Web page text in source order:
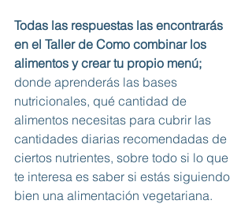
Todas las respuestas las encontrarás
en el Taller de Como combinar los
alimentos y crear tu propio menú;
donde aprenderás las bases
nutricionales, qué cantidad de
alimentos necesitas para cubrir las
cantidades diarias recomendadas de
ciertos nutrientes, sobre todo si lo que
te interesa es saber si estás siguiendo
bien una alimentación vegetariana.